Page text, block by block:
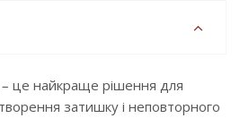
це найкраще рішення для
затишку і неповторного